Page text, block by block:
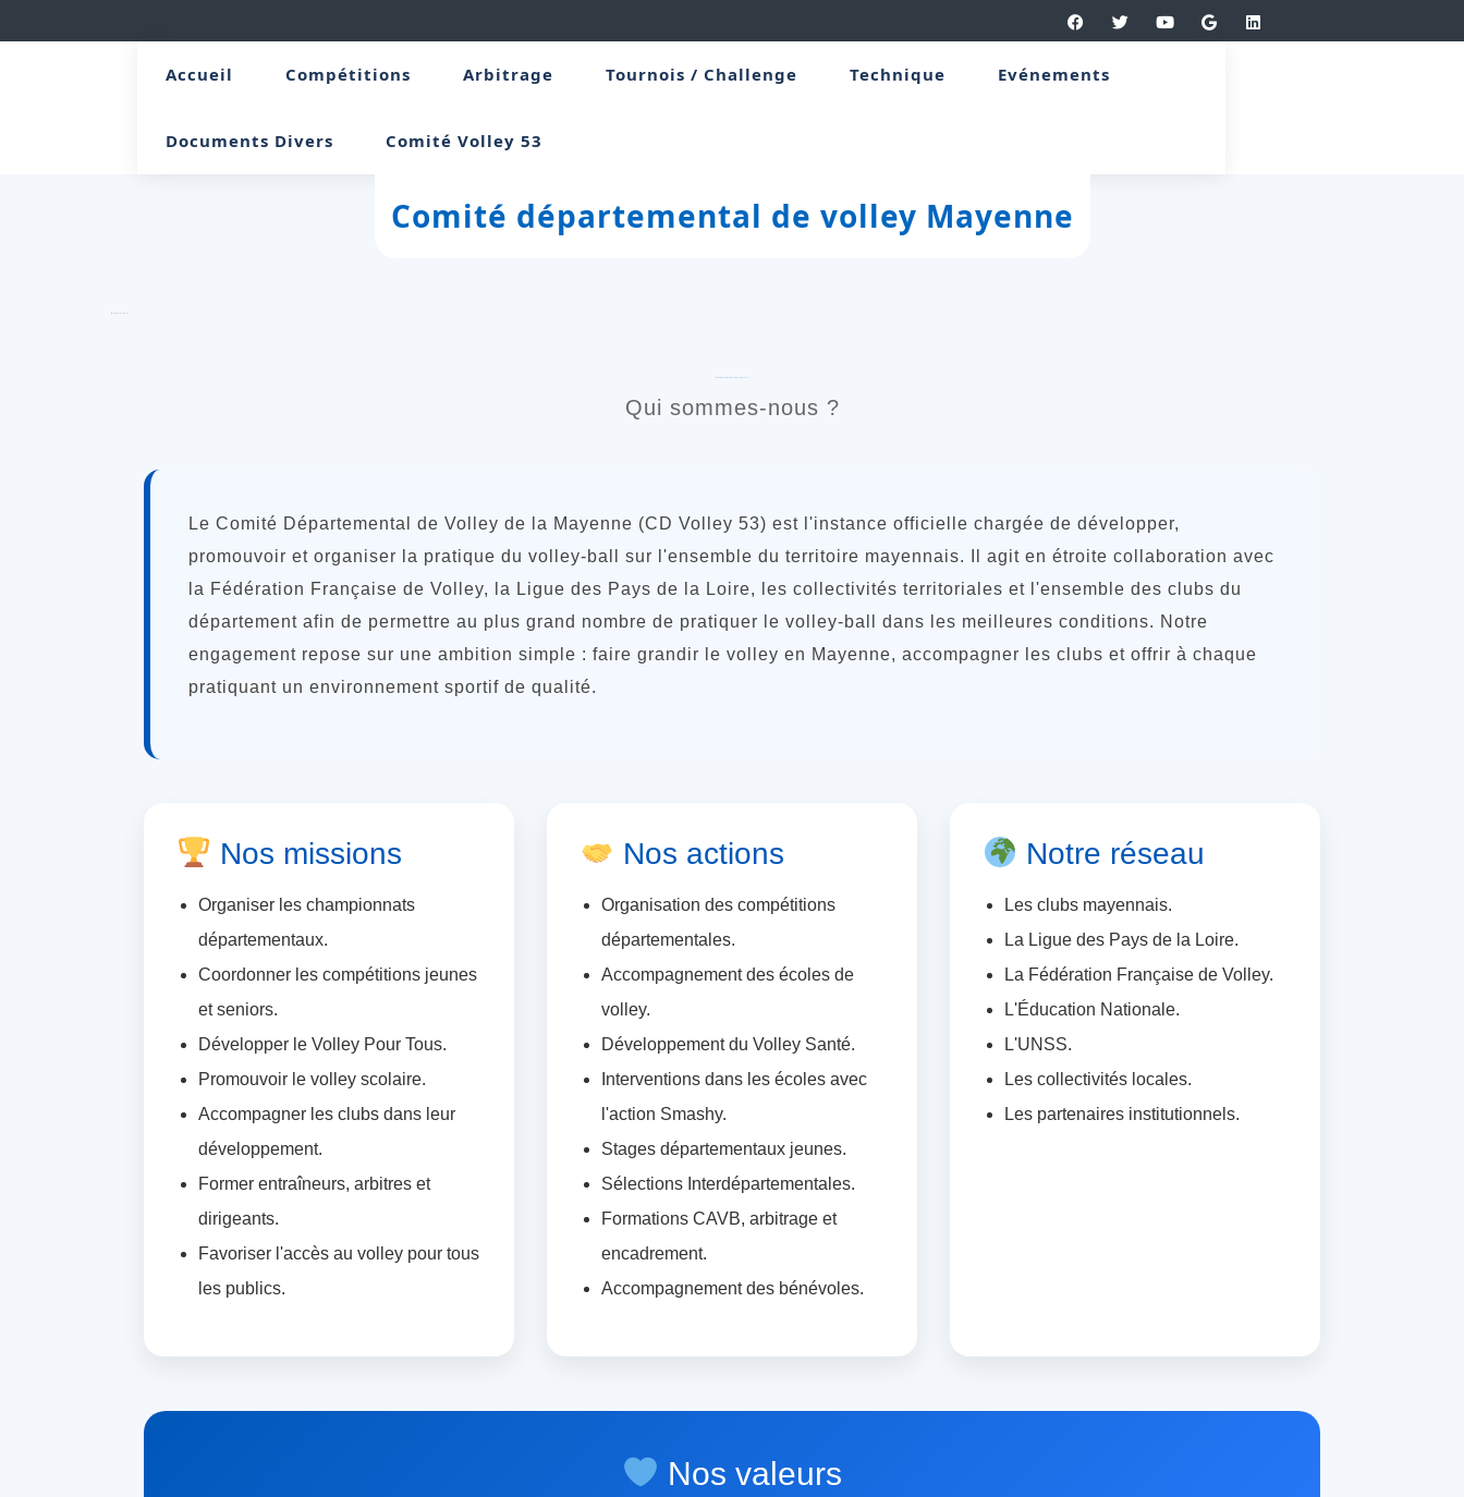
Accueil Compétitions Arbitrage Tournois / Challenge Technique Evénements
Documents Divers Comité Volley 53
Comité départemental de volley Mayenne
Qui sommes-nous ?
Le Comité Départemental de Volley de la Mayenne (CD Volley 53) est l'instance officielle chargée de développer,
promouvoir et organiser la pratique du volley-ball sur l'ensemble du territoire mayennais. Il agit en étroite collaboration avec
la Fédération Française de Volley, la Ligue des Pays de la Loire, les collectivités territoriales et l'ensemble des clubs du
département afin de permettre au plus grand nombre de pratiquer le volley-ball dans les meilleures conditions. Notre
engagement repose sur une ambition simple : faire grandir le volley en Mayenne, accompagner les clubs et offrir à chaque
pratiquant un environnement sportif de qualité.
Nos missions
Organiser les championnats
départementaux.
Coordonner les compétitions jeunes
et seniors.
Développer le Volley Pour Tous.
Promouvoir le volley scolaire.
Accompagner les clubs dans leur
développement.
Former entraîneurs, arbitres et
dirigeants.
Favoriser l'accès au volley pour tous
les publics.
Nos actions
Organisation des compétitions
départementales.
Accompagnement des écoles de
volley.
Développement du Volley Santé.
Interventions dans les écoles avec
l'action Smashy.
Stages départementaux jeunes.
Sélections Interdépartementales.
Formations CAVB, arbitrage et
encadrement.
Accompagnement des bénévoles.
Notre réseau
Les clubs mayennais.
La Ligue des Pays de la Loire.
La Fédération Française de Volley.
L'Éducation Nationale.
L'UNSS.
Les collectivités locales.
Les partenaires institutionnels.
Nos valeurs